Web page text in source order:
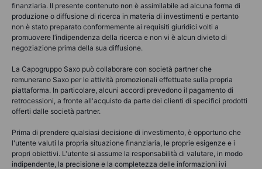
finanziaria. Il presente contenuto non è assimilabile ad alcuna forma di
produzione o diffusione di ricerca in materia di investimenti e pertanto
non è stato preparato conformemente ai requisiti giuridici volti a
promuovere l’indipendenza della ricerca e non vi è alcun divieto di
negoziazione prima della sua diffusione.
La Capogruppo Saxo può collaborare con società partner che
remunerano Saxo per le attività promozionali effettuate sulla propria
piattaforma. In particolare, alcuni accordi prevedono il pagamento di
retrocessioni, a fronte all'acquisto da parte dei clienti di specifici prodotti
offerti dalle società partner.
Prima di prendere qualsiasi decisione di investimento, è opportuno che
l'utente valuti la propria situazione finanziaria, le proprie esigenze e i
propri obiettivi. L'utente si assume la responsabilità di valutare, in modo
indipendente, la precisione e la completezza delle informazioni ivi